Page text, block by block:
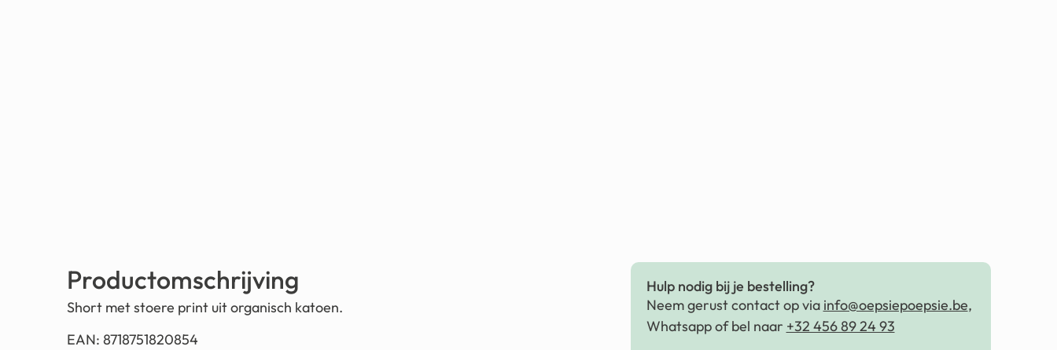
Productomschrijving
Short met stoere print uit organisch katoen.
EAN: 8718751820854
Hulp nodig bij je bestelling?
Neem gerust contact op via info@oepsiepoepsie.be,
Whatsapp of bel naar +32 456 89 24 93